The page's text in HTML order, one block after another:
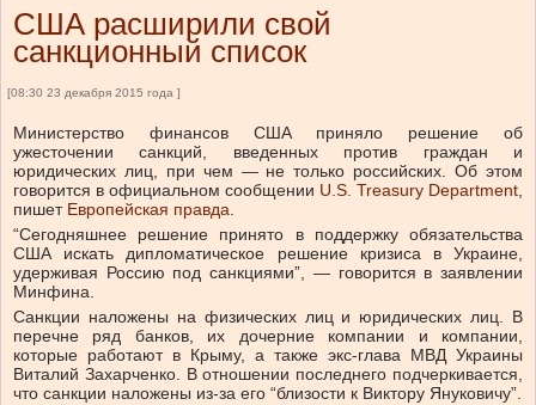
США расширили свой
санкционный список
[08:30 23 декабря 2015 года ]
Министерство финансов США приняло решение об
ужесточении санкций, введенных против граждан и
юридических лиц, при чем — не только российских. Об этом
говорится в официальном сообщении U.S. Treasury Department,
пишет Европейская правда.
“Сегодняшнее решение принято в поддержку обязательства
США искать дипломатическое решение кризиса в Украине,
удерживая Россию под санкциями”, — говорится в заявлении
Минфина.
Санкции наложены на физических лиц и юридических лиц. В
перечне ряд банков, их дочерние компании и компании,
которые работают в Крыму, а также экс-глава МВД Украины
Виталий Захарченко. В отношении последнего подчеркивается,
что санкции наложены из-за его “близости к Виктору Януковичу”.